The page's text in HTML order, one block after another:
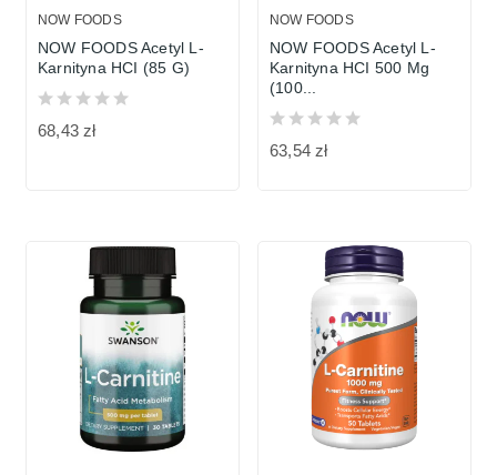
NOW FOODS
NOW FOODS Acetyl L-
Karnityna HCI (85 G)
68,43 zł
NOW FOODS
NOW FOODS Acetyl L-
Karnityna HCI 500 Mg
(100...
63,54 zł